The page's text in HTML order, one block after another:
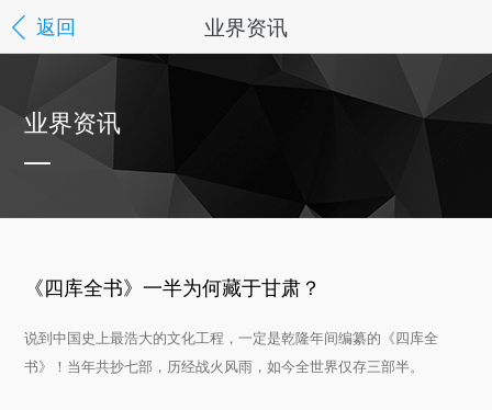
返回 业界资讯
业界资讯
《四库全书》一半为何藏于甘肃？
说到中国史上最浩大的文化工程，一定是乾隆年间编纂的《四库全
书》！当年共抄七部，历经战火风雨，如今全世界仅存三部半。